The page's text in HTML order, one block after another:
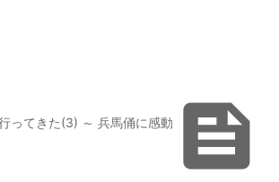

ってきた(3) ～ 兵馬俑に感動